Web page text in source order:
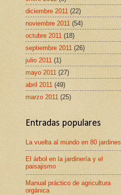
diciembre 2011 (22)
noviembre 2011 (54)
octubre 2011 (18)
septiembre 2011 (26)
julio 2011 (1)
mayo 2011 (27)
abril 2011 (49)
marzo 2011 (25)
Entradas populares
La vuelta al mundo en 80 jardines
El árbol en la jardinería y el
paisajismo
Manual práctico de agricultura
orgánica